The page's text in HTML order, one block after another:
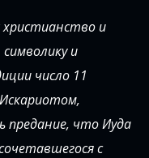
христианство и
и
число 11
предание, что Иуда
с